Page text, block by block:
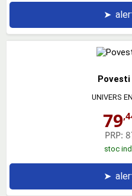
➤
Povesti
UNIVERS
79
PRP:
stoc
➤